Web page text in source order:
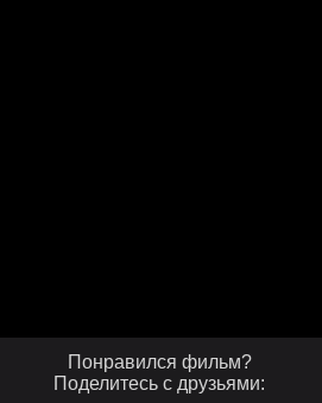
Понравился фильм?
Поделитесь с друзьями: